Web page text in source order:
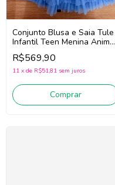
Conjunto Blusa e Saia Tule
Infantil Teen Menina Animé
N6400 (Off White/Azul)
R$569,90
11 x de R$51,81 sem juros
Comprar